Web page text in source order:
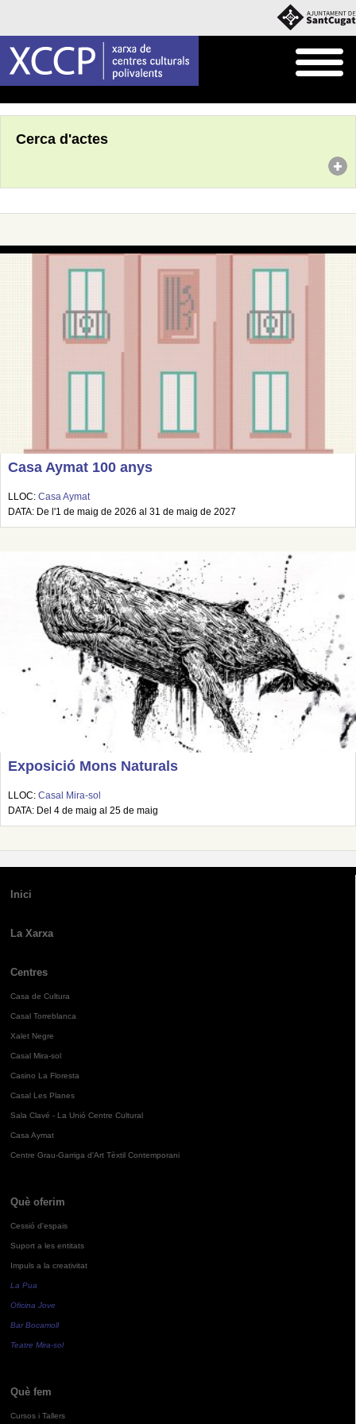
Cerca d'actes
Casa Aymat 100 anys
LLOC: Casa Aymat
DATA: De l'1 de maig de 2026 al 31 de maig de 2027
Exposició Mons Naturals
LLOC: Casal Mira-sol
DATA: Del 4 de maig al 25 de maig
Inici
La Xarxa
Centres
Casa de Cultura
Casal Torreblanca
Xalet Negre
Casal Mira-sol
Casino La Floresta
Casal Les Planes
Sala Clavé - La Unió Centre Cultural
Casa Aymat
Centre Grau-Garriga d'Art Tèxtil Contemporani
Què oferim
Cessió d'espais
Suport a les entitats
Impuls a la creativitat
La Pua
Oficina Jove
Bar Bocamoll
Teatre Mira-sol
Què fem
Cursos i Tallers